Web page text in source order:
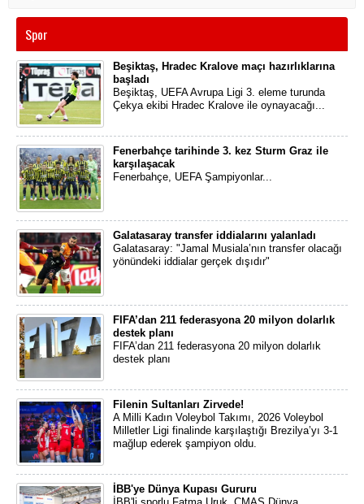
Spor
Beşiktaş, Hradec Kralove maçı hazırlıklarına
başladı
Beşiktaş, UEFA Avrupa Ligi 3. eleme turunda
Çekya ekibi Hradec Kralove ile oynayacağı...
Fenerbahçe tarihinde 3. kez Sturm Graz ile
karşılaşacak
Fenerbahçe, UEFA Şampiyonlar...
Galatasaray transfer iddialarını yalanladı
Galatasaray: "Jamal Musiala’nın transfer olacağı
yönündeki iddialar gerçek dışıdır"
FIFA’dan 211 federasyona 20 milyon dolarlık
destek planı
FIFA’dan 211 federasyona 20 milyon dolarlık
destek planı
Filenin Sultanları Zirvede!
A Milli Kadın Voleybol Takımı, 2026 Voleybol
Milletler Ligi finalinde karşılaştığı Brezilya’yı 3-1
mağlup ederek şampiyon oldu.
İBB'ye Dünya Kupası Gururu